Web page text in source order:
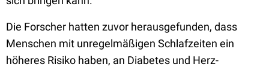
Die Forscher hatten zuvor herausgefunden, dass
Menschen mit unregelmäßigen Schlafzeiten ein
höheres Risiko haben, an Diabetes und Herz-